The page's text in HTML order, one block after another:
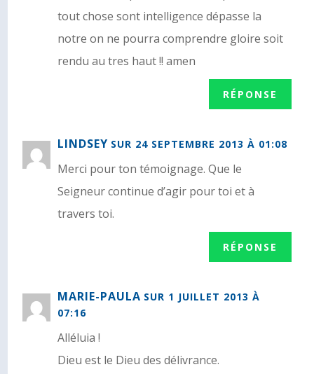
tout chose sont intelligence dépasse la
notre on ne pourra comprendre gloire soit
rendu au tres haut !! amen
RÉPONSE
LINDSEY SUR 24 SEPTEMBRE 2013 À 01:08
Merci pour ton témoignage. Que le
Seigneur continue d’agir pour toi et à
travers toi.
RÉPONSE
MARIE-PAULA SUR 1 JUILLET 2013 À
07:16
Alléluia !
Dieu est le Dieu des délivrance.